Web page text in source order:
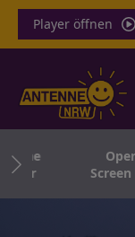
Player öffnen
Screen